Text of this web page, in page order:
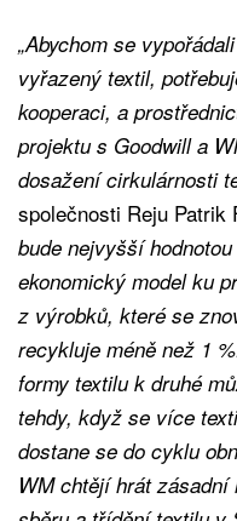
„Abychom se
vyřazený textil,
kooperaci, a
projektu s Goodwill a
dosažení cirkulárnosti
společnosti Reju Patrik
bude nejvyšší
ekonomický model ku
z výrobků, které se
recykluje méně než 1
formy textilu k druhé
tehdy, když se více
dostane se do cyklu
WM chtějí hrát